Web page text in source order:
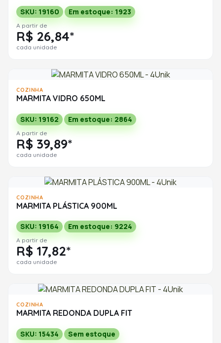
SKU: 19160 Em estoque: 1923
A partir de
R$ 26,84*
cada unidade
COZINHA
MARMITA VIDRO 650ML
SKU: 19162 Em estoque: 2864
A partir de
R$ 39,89*
cada unidade
COZINHA
MARMITA PLÁSTICA 900ML
SKU: 19164 Em estoque: 9224
A partir de
R$ 17,82*
cada unidade
COZINHA
MARMITA REDONDA DUPLA FIT
SKU: 15434 Sem estoque